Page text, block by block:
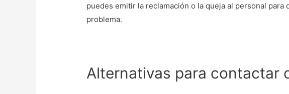
puedes emitir la reclamación o la queja al personal para
problema.
Alternativas para contactar